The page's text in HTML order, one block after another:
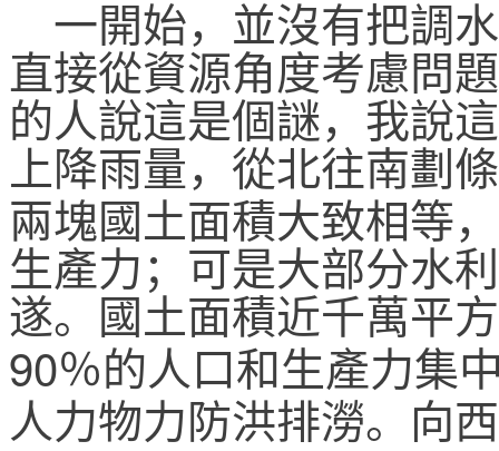
一開始，並沒有把調
直接從資源角度考慮問
的人說這是個謎，我說
上降雨量，從北往南劃
兩塊國土面積大致相等
生產力；可是大部分水
遂。
國土面積近千萬平
90％的人口和生產力集
人力物力防洪排澇。向